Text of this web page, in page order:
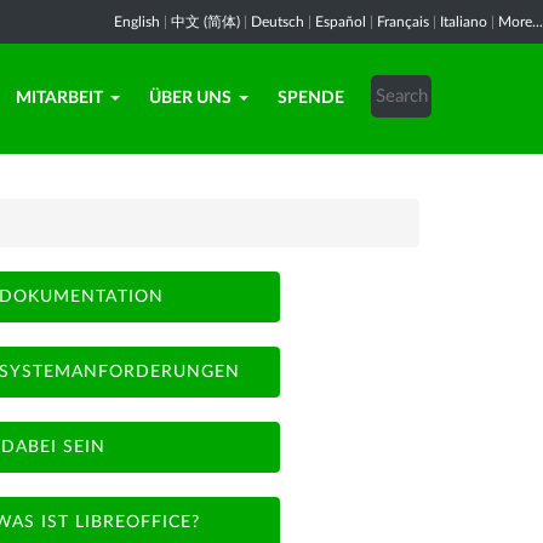
English 中文 (简体) Deutsch Español Français Italiano More...
MITARBEIT ÜBER UNS SPENDE
DOKUMENTATION
SYSTEMANFORDERUNGEN
DABEI SEIN
IST LIBREOFFICE?